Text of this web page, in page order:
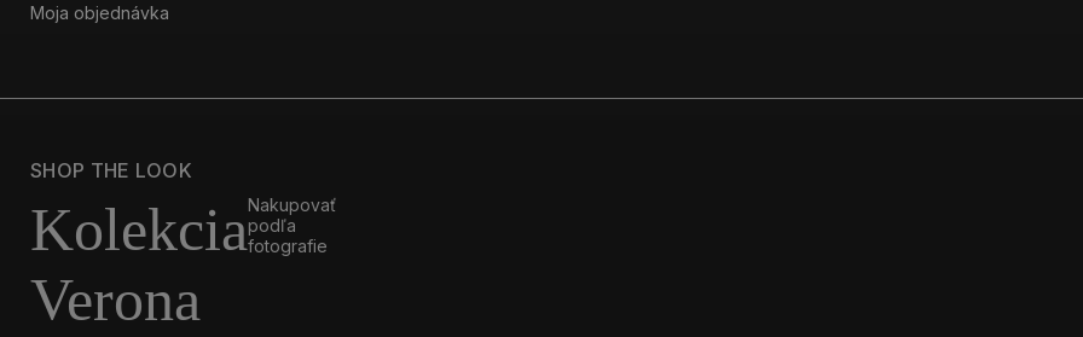
Moja objednávka
SHOP THE LOOK
Kolekcia
Verona
Nakupovať
podľa
fotografie